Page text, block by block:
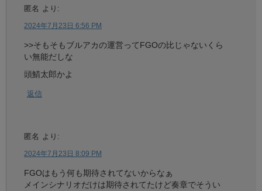
匿名 より:
2024年7月23日 6:56 PM
>>そもそもブルアカの運営ってFGOの比じゃないくら
い無能だしな
頭鯖太郎かよ
返信
匿名 より:
2024年7月23日 8:09 PM
FGOはもう何も期待されてないからなぁ
メインシナリオだけは期待されてたけど奏章でそうい